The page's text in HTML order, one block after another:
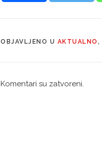
OBJAVLJENO U AKTUALNO ,
Komentari su zatvoreni.